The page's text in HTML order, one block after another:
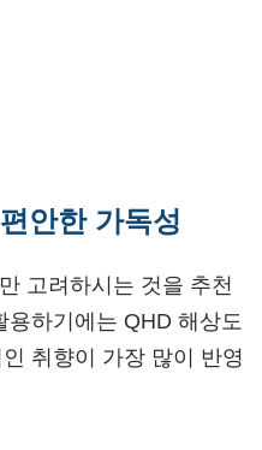
안한 가독성
만 고려하시는 것을 추천
하기에는 QHD 해상도
취향이 가장 많이 반영